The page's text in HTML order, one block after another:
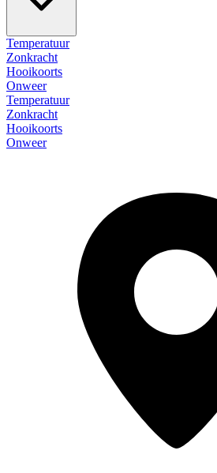
Temperatuur
Zonkracht
Hooikoorts
Onweer
Temperatuur
Zonkracht
Hooikoorts
Onweer